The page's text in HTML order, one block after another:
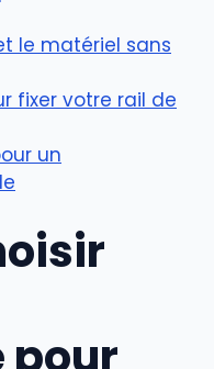
le matériel sans
fixer votre rail de
un